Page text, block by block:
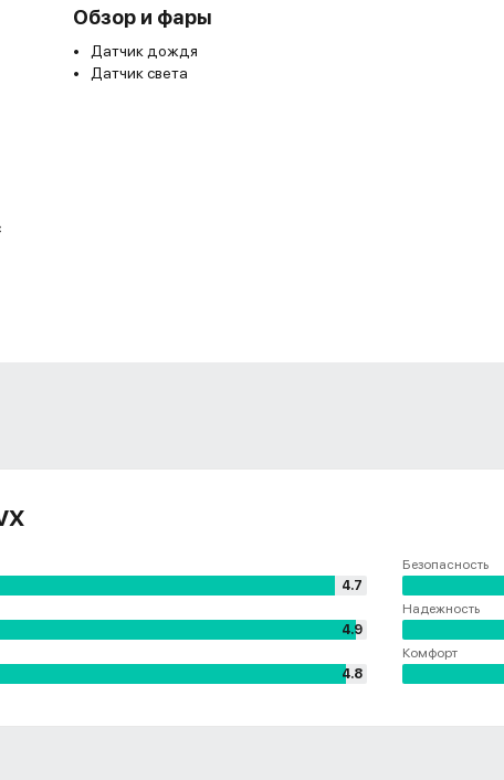
Обзор и фары
Датчик дождя
Датчик света
4.7
4.9
4.8
Безопасность
Надежность
Комфорт